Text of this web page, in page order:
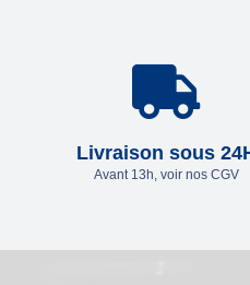
Livraison sous
Avant 13h, voir nos CGV